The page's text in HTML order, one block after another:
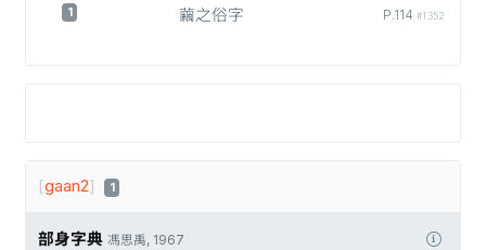
1
繭之俗字
P.114 #1352
[gaan2] 1
部身字典 馮思禹, 1967